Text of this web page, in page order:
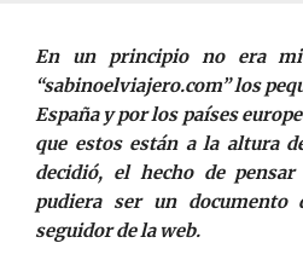
En un principio no era
“sabinoelviajero.com” los
España y por los países
que estos están a la altura
decidió, el hecho de
pudiera ser un documento
seguidor de la web.